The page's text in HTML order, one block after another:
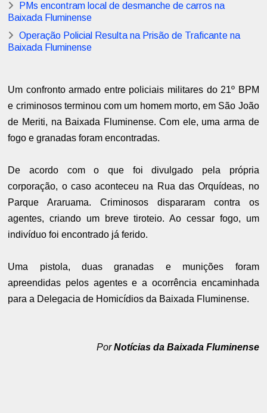
PMs encontram local de desmanche de carros na
Baixada Fluminense
Operação Policial Resulta na Prisão de Traficante na
Baixada Fluminense
Um confronto armado entre policiais militares do 21º BPM
e criminosos terminou com um homem morto, em São João
de Meriti, na Baixada Fluminense. Com ele, uma arma de
fogo e granadas foram encontradas.
De acordo com o que foi divulgado pela própria
corporação, o caso aconteceu na Rua das Orquídeas, no
Parque Araruama. Criminosos dispararam contra os
agentes, criando um breve tiroteio. Ao cessar fogo, um
indivíduo foi encontrado já ferido.
Uma pistola, duas granadas e munições foram
apreendidas pelos agentes e a ocorrência encaminhada
para a Delegacia de Homicídios da Baixada Fluminense.
PorNotícias da Baixada Fluminense